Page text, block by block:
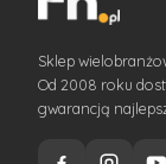
Sklep
Od 2008 roku
gwarancją